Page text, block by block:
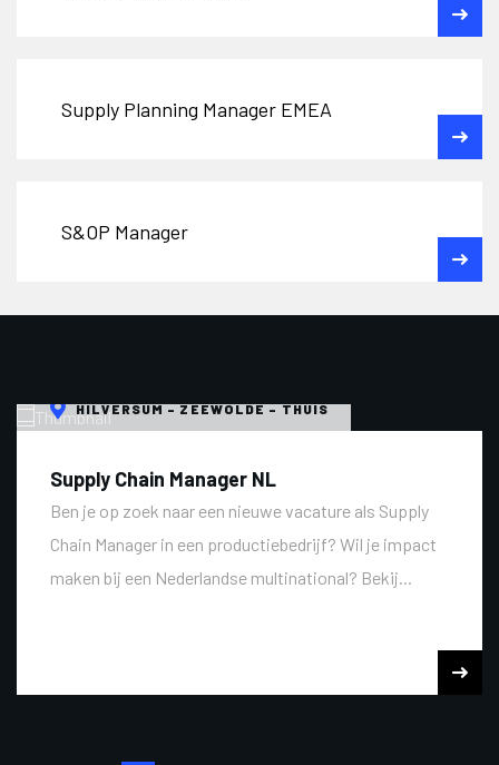
Supply Planning Manager EMEA
S&OP Manager
HILVERSUM - ZEEWOLDE - THUIS
Supply Chain Manager NL
Ben je op zoek naar een nieuwe vacature als Supply
Chain Manager in een productiebedrijf? Wil je impact
maken bij een Nederlandse multinational? Bekij...